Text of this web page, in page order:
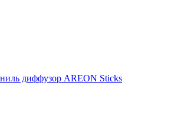
диффузор AREON Sticks